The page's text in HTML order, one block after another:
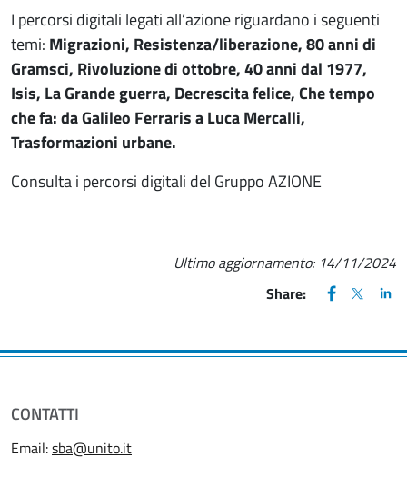
I percorsi digitali legati all’azione riguardano i seguenti
temi: Migrazioni, Resistenza/liberazione, 80 anni di
Gramsci, Rivoluzione di ottobre, 40 anni dal 1977,
Isis, La Grande guerra, Decrescita felice, Che tempo
che fa: da Galileo Ferraris a Luca Mercalli,
Trasformazioni urbane.
Consulta i percorsi digitali del Gruppo AZIONE
Ultimo aggiornamento: 14/11/2024
Share:
FACEBOOK
(apre una
X
(apre
CONTATTI
Email:sba@unito.it